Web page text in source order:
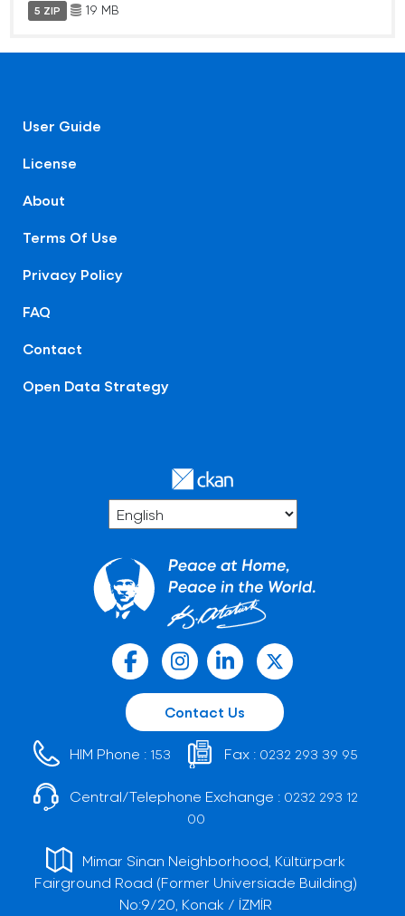
5 ZIP 19 MB
User Guide
License
About
Terms Of Use
Privacy Policy
FAQ
Contact
Open Data Strategy
Contact Us
HIM Phone : 153 Fax : 0232 293 39 95
Central/Telephone Exchange : 0232 293 12
00
Mimar Sinan Neighborhood, Kültürpark
Fairground Road (Former Universiade Building)
No:9/20, Konak / İZMİR